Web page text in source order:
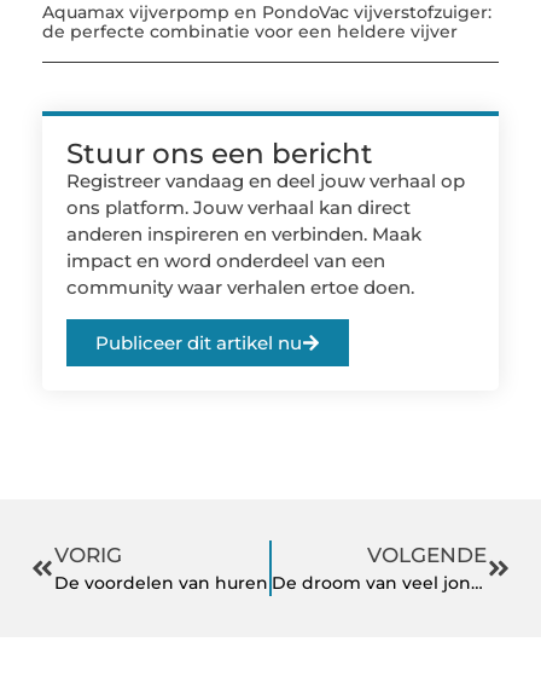
Aquamax vijverpomp en PondoVac vijverstofzuiger:
de perfecte combinatie voor een heldere vijver
Stuur ons een bericht
Registreer vandaag en deel jouw verhaal op
ons platform. Jouw verhaal kan direct
anderen inspireren en verbinden. Maak
impact en word onderdeel van een
community waar verhalen ertoe doen.
Publiceer dit artikel nu
VORIG
De voordelen van huren
VOLGENDE
De droom van veel jongeren